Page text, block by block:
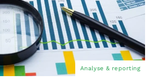
Analyse & reporting